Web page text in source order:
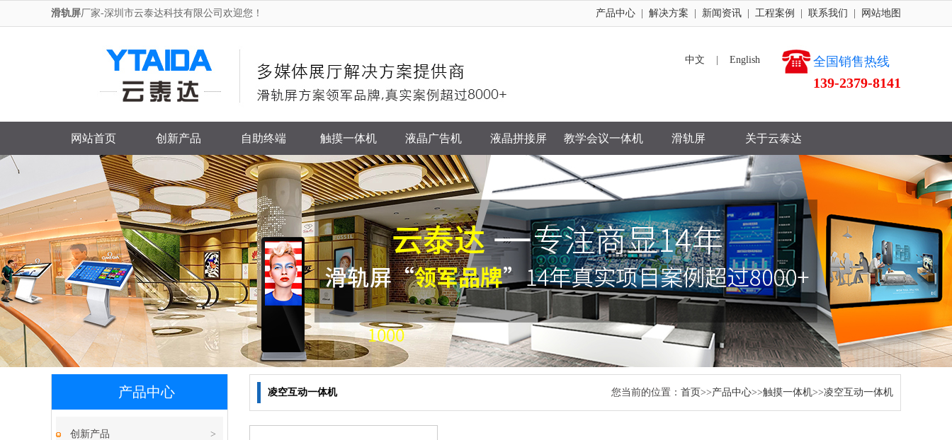
滑轨屏厂家-深圳市云泰达科技有限公司欢迎您！ 产品中心 解决方案 新闻资讯 工程案例 联系我们 网站地图
全国销售热线
139-2379-8141
中文 English
网站首页 创新产品 自助终端 触摸一体机 液晶广告机 液晶拼接屏 教学会议一体机 滑轨屏 关于云泰达
产品中心
>
创新产品
您当前的位置： 首页>>产品中心>>触摸一体机>>凌空互动一体机
凌空互动一体机